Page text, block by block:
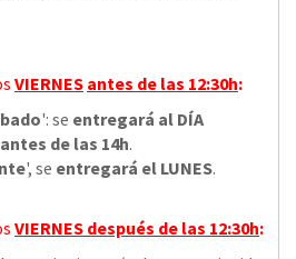
VIERNES antes de las 12:30h:
': se entregará al DÍA
de las 14h.
', se entregará el LUNES.
VIERNES después de las 12:30h: